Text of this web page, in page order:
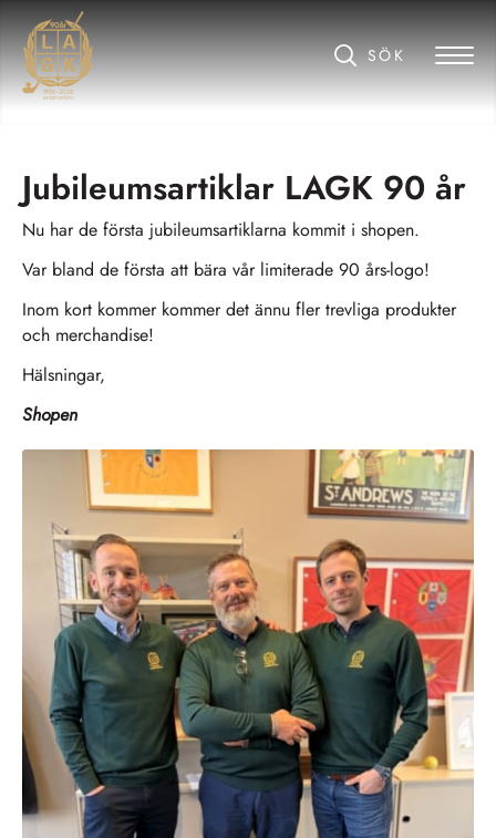
Jubileumsartiklar LAGK 90 år
Nu har de första jubileumsartiklarna kommit i shopen.
Var bland de första att bära vår limiterade 90 års-logo!
Inom kort kommer kommer det ännu fler trevliga produkter
och merchandise!
Hälsningar,
Shopen